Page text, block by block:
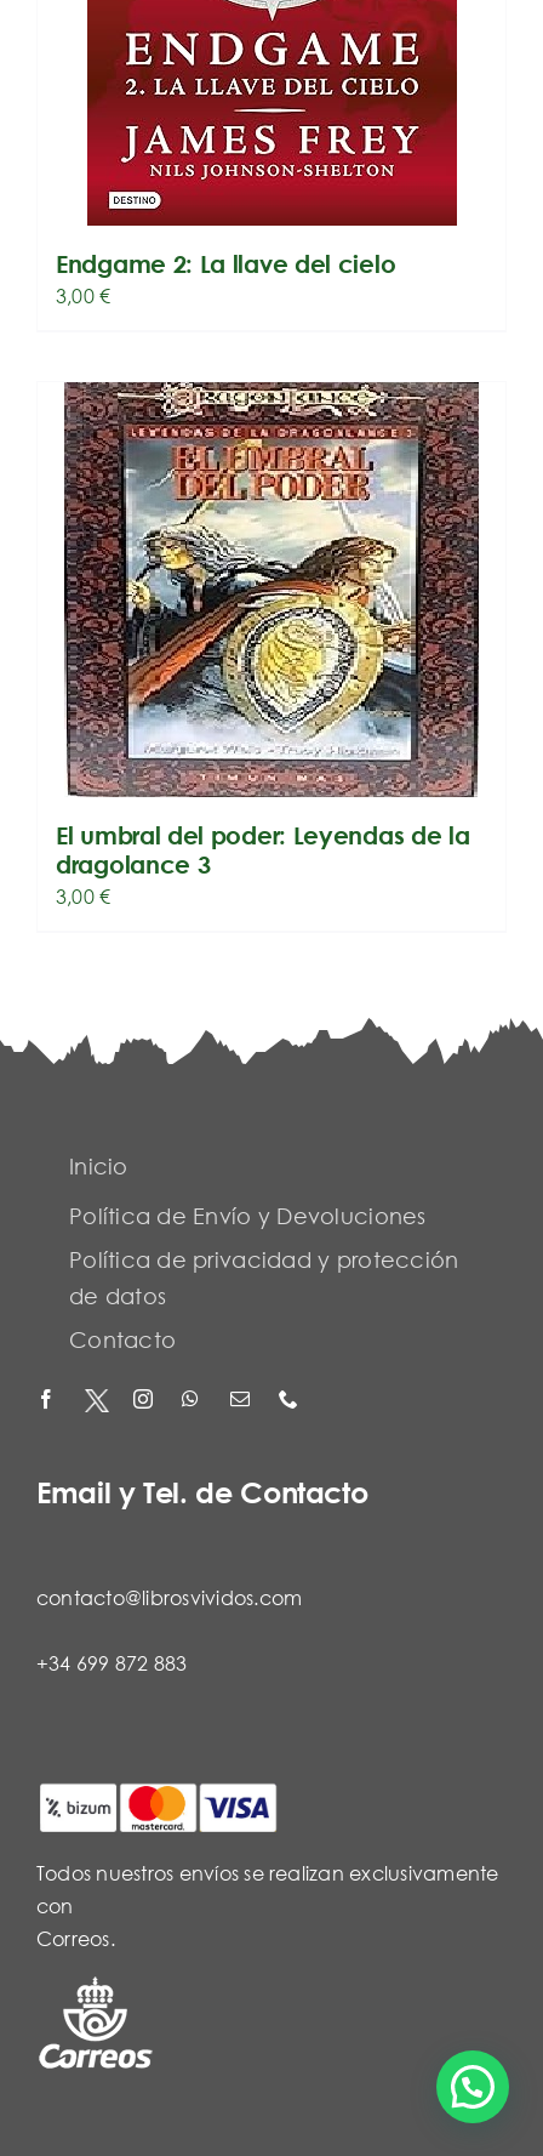
Endgame 2: La llave del cielo
3,00€
El umbral del poder: Leyendas de la
dragolance 3
3,00€
Inicio
Política de Envío y Devoluciones
Política de privacidad y protección
de datos
Contacto
Email y Tel. de Contacto
contacto@librosvividos.com
+34 699 872 883
Todos nuestros envíos se realizan exclusivamente
con
Correos.